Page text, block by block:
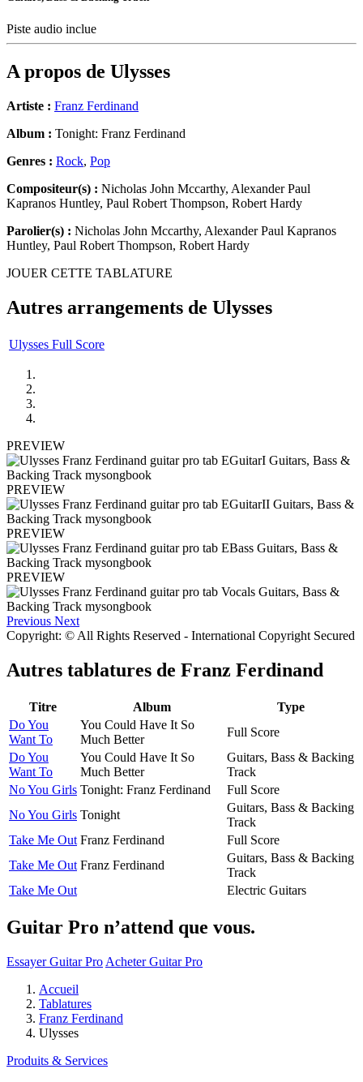
Piste audio inclue
A propos de Ulysses
Artiste : Franz Ferdinand
Album : Tonight: Franz Ferdinand
Genres : Rock, Pop
Compositeur(s) : Nicholas John Mccarthy, Alexander Paul
Kapranos Huntley, Paul Robert Thompson, Robert Hardy
Parolier(s) : Nicholas John Mccarthy, Alexander Paul Kapranos
Huntley, Paul Robert Thompson, Robert Hardy
JOUER CETTE TABLATURE
Autres arrangements de Ulysses
Ulysses Full Score
PREVIEW
PREVIEW
PREVIEW
PREVIEW
Previous Next
Copyright: © All Rights Reserved - International Copyright Secured
Autres tablatures de Franz Ferdinand
Titre Album
Type
Do You
Want To
You Could Have It So
Much Better
Full Score
Do You
Want To
You Could Have It So
Much Better
Guitars, Bass & Backing
Track
No You Girls Tonight: Franz Ferdinand
Full Score
No You Girls Tonight
Guitars, Bass & Backing
Track
Take Me Out Franz Ferdinand
Full Score
Take Me Out Franz Ferdinand
Guitars, Bass & Backing
Track
Take Me Out
Electric Guitars
Guitar Pro n’attend que vous.
Essayer Guitar Pro Acheter Guitar Pro
Accueil
Tablatures
Franz Ferdinand
Ulysses
Produits & Services